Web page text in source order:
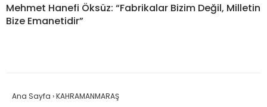
Mehmet Hanefi Öksüz: “Fabrikalar Bizim Değil, Milletin
Bize Emanetidir”
Ana Sayfa ›KAHRAMANMARAŞ